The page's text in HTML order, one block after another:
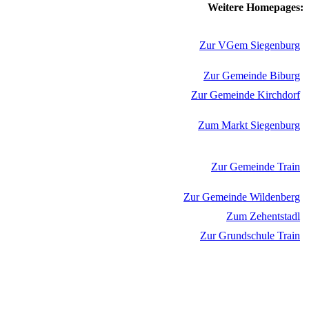
Weitere Homepages:
Zur VGem Siegenburg
Zur Gemeinde Biburg
Zur Gemeinde Kirchdorf
Zum Markt Siegenburg
Zur Gemeinde Train
Zur Gemeinde Wildenberg
Zum Zehentstadl
Zur Grundschule Train